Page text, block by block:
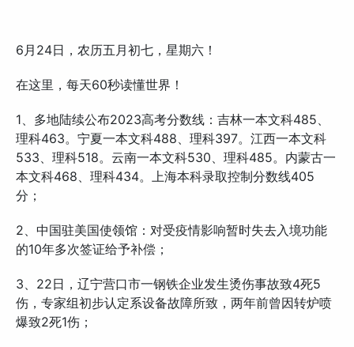
6月24日，农历五月初七，星期六！
在这里，每天60秒读懂世界！
1、多地陆续公布2023高考分数线：吉林一本文科485、
理科463。宁夏一本文科488、理科397。江西一本文科
533、理科518。云南一本文科530、理科485。内蒙古一
本文科468、理科434。上海本科录取控制分数线405
分；
2、中国驻美国使领馆：对受疫情影响暂时失去入境功能
的10年多次签证给予补偿；
3、22日，辽宁营口市一钢铁企业发生烫伤事故致4死5
伤，专家组初步认定系设备故障所致，两年前曾因转炉喷
爆致2死1伤；